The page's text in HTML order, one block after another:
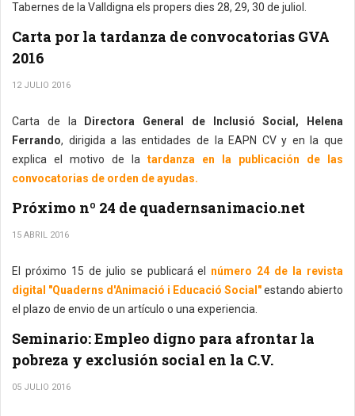
Tabernes de la Valldigna els propers dies 28, 29, 30 de juliol.
Carta por la tardanza de convocatorias GVA
2016
12 JULIO 2016
Carta de la
Directora General de Inclusió Social, Helena
Ferrando, dirigida a las entidades de la EAPN CV y en la que
explica el motivo de la tardanza en la publicación de las
convocatorias de orden de ayudas.
Próximo nº 24 de quadernsanimacio.net
15 ABRIL 2016
El próximo 15 de julio se publicará el número 24 de la revista
digital "Quaderns d'Animació i Educació Social"estando abierto
el plazo de envio de un artículo o una experiencia.
Seminario: Empleo digno para afrontar la
pobreza y exclusión social en la C.V.
05 JULIO 2016